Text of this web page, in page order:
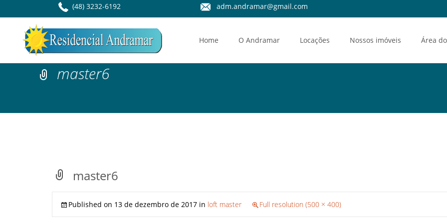
(48) 3232-6192 adm.andramar@gmail.com
Home O Andramar Locações Nossos imóveis Área
master6
master6
Published on 13 de dezembro de 2017 in loft master Full resolution (500 × 400)